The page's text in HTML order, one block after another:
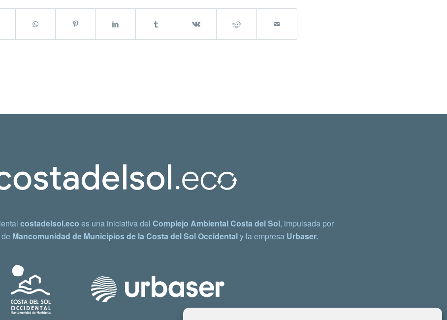
costadelsol.eco es una iniciativa del Complejo Ambiental Costa del Sol, impulsada por
de Mancomunidad de Municipios de la Costa del Sol Occidentaly la empresa Urbaser.